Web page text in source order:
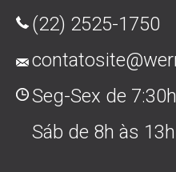
(22) 2525-1750
Seg-Sex de
Sáb de 8h às 13h